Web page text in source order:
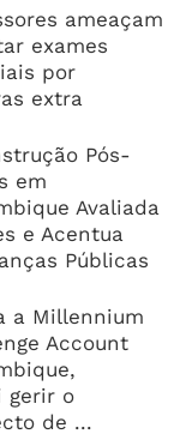
ameaçam
exames
por
extra
Pós-
em
Avaliada
e Acentua
Públicas
a Millennium
Account
gerir o
de ...
pede ao
caminho” e